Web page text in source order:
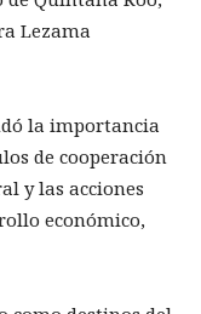
Lezama
la importancia
de cooperación
y las acciones
económico,